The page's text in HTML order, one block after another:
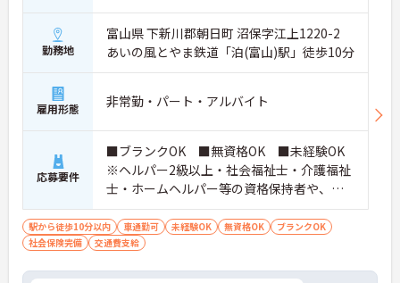
勤務地
富山県 下新川郡朝日町 沼保字江上1220-2
あいの風とやま鉄道「泊(富山)駅」徒歩10分
雇用形態 非常勤・パート・アルバイト
応募要件
■ブランクOK ■無資格OK ■未経験OK
※ヘルパー2級以上・社会福祉士・介護福祉
士・ホームヘルパー等の資格保持者や、福
祉系業務経験者、障害者支援施設経験者、
生活支援員、障害者支援員、就労支援員、
生活相談員等の経験歓迎
駅から徒歩10分以内 車通勤可 未経験OK 無資格OK
ブランクOK
社会保険完備
交通費支給